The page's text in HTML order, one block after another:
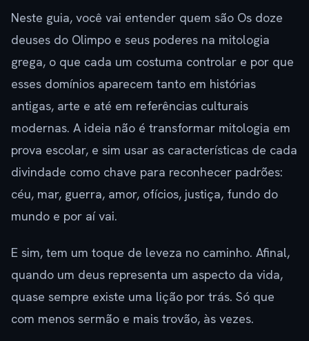
Neste guia, você vai entender quem são Os doze
deuses do Olimpo e seus poderes na mitologia
grega, o que cada um costuma controlar e por que
esses domínios aparecem tanto em histórias
antigas, arte e até em referências culturais
modernas. A ideia não é transformar mitologia em
prova escolar, e sim usar as características de cada
divindade como chave para reconhecer padrões:
céu, mar, guerra, amor, ofícios, justiça, fundo do
mundo e por aí vai.
E sim, tem um toque de leveza no caminho. Afinal,
quando um deus representa um aspecto da vida,
quase sempre existe uma lição por trás. Só que
com menos sermão e mais trovão, às vezes.